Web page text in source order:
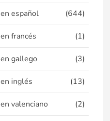
español (644)
francés (1)
gallego (3)
inglés (13)
valenciano (2)